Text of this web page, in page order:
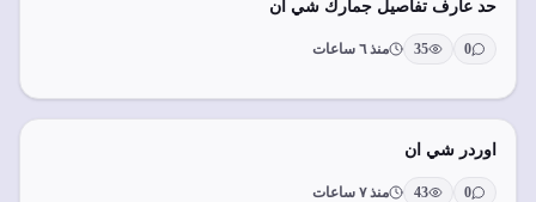
حد عارف تفاصيل جمارك شي ان
0
35 منذ ٦ ساعات
اوردر شي ان
0
43 منذ ٧ ساعات